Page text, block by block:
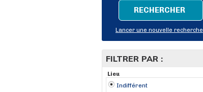
RECHERCHER
Lancer une nouvelle recherche
FILTRER PAR :
Lieu
Indifférent